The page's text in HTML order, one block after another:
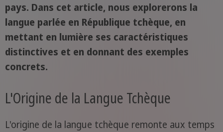
pays. Dans cet article, nous explorerons la
langue parlée en République tchèque, en
mettant en lumière ses caractéristiques
distinctives et en donnant des exemples
concrets.
L'Origine de la Langue Tchèque
L'origine de la langue tchèque remonte aux temps